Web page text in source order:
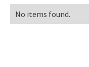
No items found.